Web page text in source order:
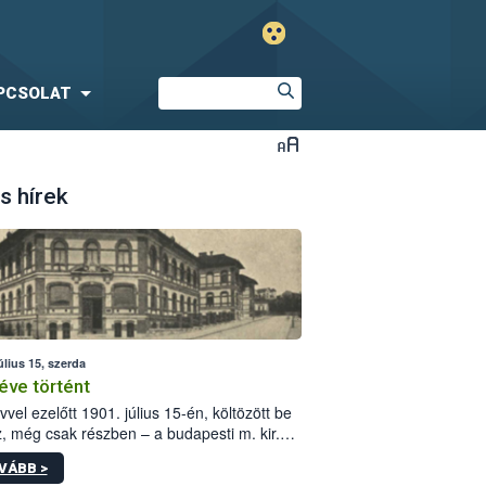
hírek
15, szerda
történt
ezelőtt 1901. július 15-én, költözött be
még csak részben – a budapesti m. kir.
állomás a Kis Rókus utca
alatti, Czigler Győző által tervezett új
>